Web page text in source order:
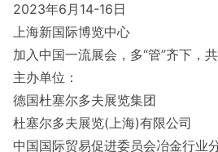
2023年6月14-16日
上海新国际博览中心
加入中国一流展会，多“管”齐下，
主办单位：
德国杜塞尔多夫展览集团
杜塞尔多夫展览(上海)有限公司
中国国际贸易促进委员会冶金行业